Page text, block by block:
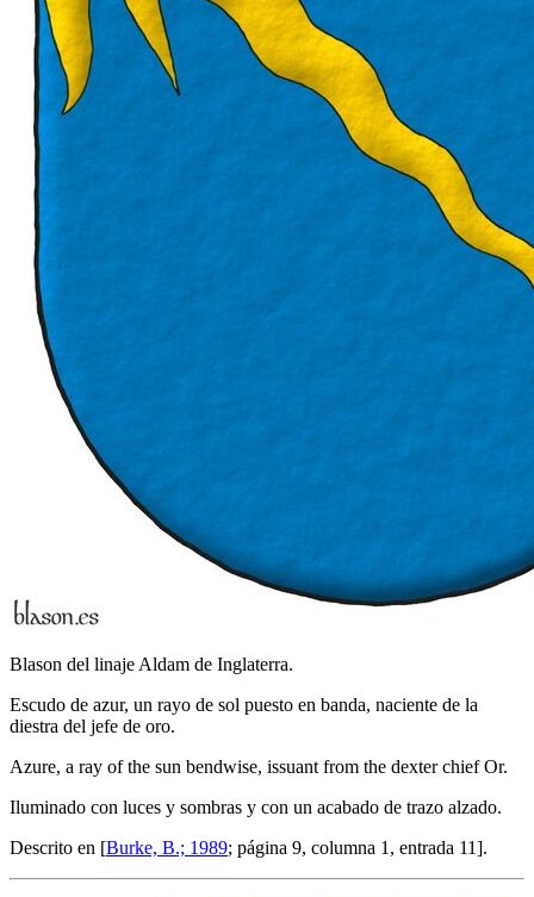
Blason del linaje Aldam de Inglaterra.
Escudo de azur, un rayo de sol puesto en banda, naciente de la
diestra del jefe de oro.
Azure, a ray of the sun bendwise, issuant from the dexter chief Or.
Iluminado con luces y sombras y con un acabado de trazo alzado.
Descrito en [Burke, B.; 1989; página 9, columna 1, entrada 11].